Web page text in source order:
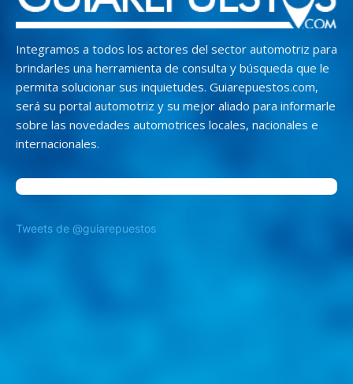
Integramos a todos los actores del sector automotriz para
brindarles una herramienta de consulta y búsqueda que le
permita solucionar sus inquietudes. Guiarepuestos.com,
será su portal automotriz y su mejor aliado para informarle
sobre las novedades automotrices locales, nacionales e
internacionales.
Tweets de @guiarepuestos